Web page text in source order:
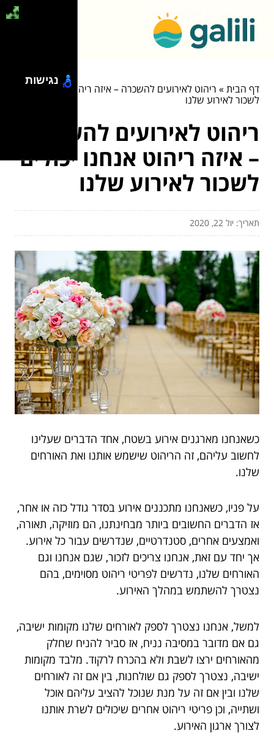
דף הבית» ריהוט לאירועים להשכרה – איזה ריהוט אנחנו יכולים
לשכור לאירוע שלנו
ריהוט לאירועים להשכרה
– איזה ריהוט אנחנו יכולים
לשכור לאירוע שלנו
תאריך: יול 22, 2020
כשאנחנו מארגנים אירוע בשטח, אחד הדברים שעלינו
לחשוב עליהם, זה הריהוט שישמש אותנו ואת האורחים
שלנו.
על פניו, כשאנחנו מתכננים אירוע בסדר גודל כזה או אחר,
אז הדברים החשובים ביותר מבחינתנו, הם מוזיקה, תאורה,
ואמצעים אחרים, סטנדרטיים, שנדרשים עבור כל אירוע.
אך יחד עם זאת, אנחנו צריכים לזכור, שגם אנחנו וגם
האורחים שלנו, נדרשים לפריטי ריהוט מסוימים, בהם
נצטרך להשתמש במהלך האירוע.
למשל, אנחנו נצטרך לספק לאורחים שלנו מקומות ישיבה,
גם אם מדובר במסיבה נניח, אז סביר להניח שחלק
מהאורחים ירצו לשבת ולא בהכרח לרקוד. מלבד מקומות
ישיבה, נצטרך לספק גם שולחנות, בין אם זה לאורחים
שלנו ובין אם זה על מנת שנוכל להציב עליהם אוכל
ושתייה, וכן פריטי ריהוט אחרים שיכולים לשרת אותנו
לצורך ארגון האירוע.
נגישות